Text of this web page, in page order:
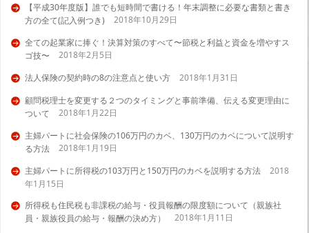
【平成30年度版】誰でも短時間で書ける！年末調整に必要な書類と書き
方の全て(記入例つき)
2018年10月29日
全ての起業家に捧ぐ！決算対策のすべて〜節税と利益と資金を増やすス
ゴ技〜
2018年2月5日
法人保険の契約時の8の注意点と使い方
2018年1月31日
顧問税理士を変更する２つのタイミングと事前準備、伝える変更理由に
ついて
2018年1月22日
主婦パートに社会保険の106万円のカベ、130万円のカベについて説明す
る方法
2018年1月19日
主婦パートに所得税の103万円と150万円のカベを説明する方法
2018
年1月15日
所得税も住民税も非課税の給与・役員報酬の限度額について（親族社
員・親族役員の給与・報酬の決め方）
2018年1月11日